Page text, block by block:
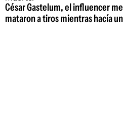
César Gastelum, el influencer
mataron a tiros mientras hacía